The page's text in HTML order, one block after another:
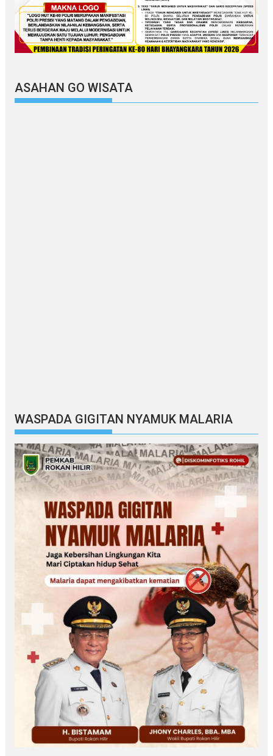
ASAHAN GO WISATA
WASPADA GIGITAN NYAMUK MALARIA